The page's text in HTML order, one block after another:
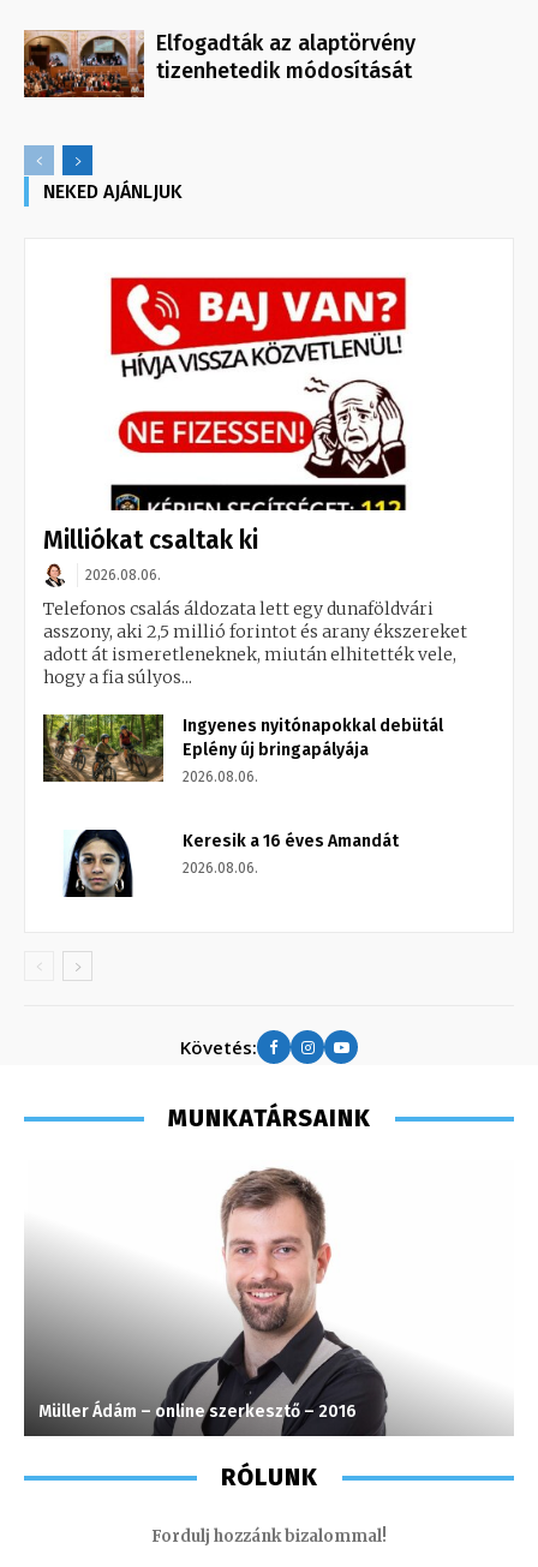
Elfogadták az alaptörvény
tizenhetedik módosítását
NEKED AJÁNLJUK
Milliókat csaltak ki
2026.08.06.
Telefonos csalás áldozata lett egy dunaföldvári
asszony, aki 2,5 millió forintot és arany ékszereket
adott át ismeretleneknek, miután elhitették vele,
hogy a fia súlyos...
Ingyenes nyitónapokkal debütál
Eplény új bringapályája
2026.08.06.
Keresik a 16 éves Amandát
2026.08.06.
Követés:
MUNKATÁRSAINK
Müller Ádám – online szerkesztő – 2016
RÓLUNK
Fordulj hozzánk bizalommal!